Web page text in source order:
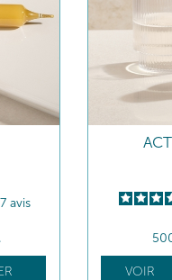
avis
VOIR